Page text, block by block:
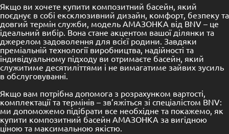
Якщо ви хочете купити композитний басейн, який
поєднує в собі ексклюзивний дизайн, комфорт, безпеку та
довгий термін служби, модель АМАЗОНКА від BNV – це
ідеальний вибір. Вона стане акцентом вашої ділянки та
джерелом задоволення для всієї родини. Завдяки
преміальній технології виробництва, надійності та
індивідуальному підходу ви отримаєте басейн, який
служитиме десятиліттями і не вимагатиме зайвих зусиль
в обслуговуванні.
Якщо вам потрібна допомога з розрахунком вартості,
комплектації та термінів – зв’яжіться зі спеціалістом BNV:
ми допоможемо підібрати все необхідне та покажемо, як
купити композитний басейн АМАЗОНКА за вигідною
ціною та максимальною якістю.